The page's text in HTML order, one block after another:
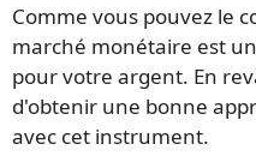
Comme vous pouvez le
marché monétaire est
pour votre argent. En
d'obtenir une bonne
avec cet instrument.